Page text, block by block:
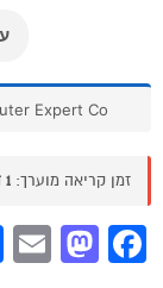
Expert Co
זמן קריאה מוערך: 1 דקה